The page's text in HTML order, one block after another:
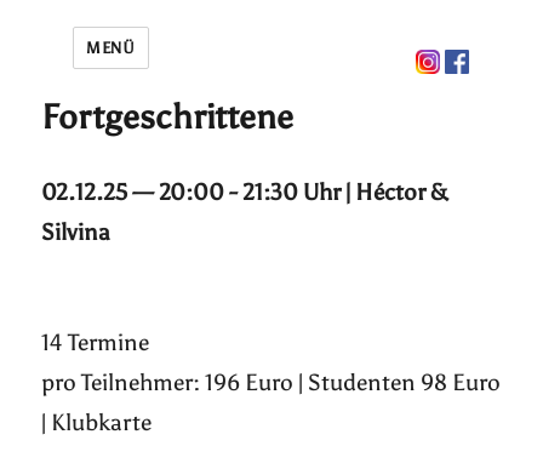
MENÜ
Fortgeschrittene
02.12.25 — 20:00 - 21:30 Uhr | Héctor &
Silvina
14 Termine
pro Teilnehmer: 196 Euro | Studenten 98 Euro
| Klubkarte